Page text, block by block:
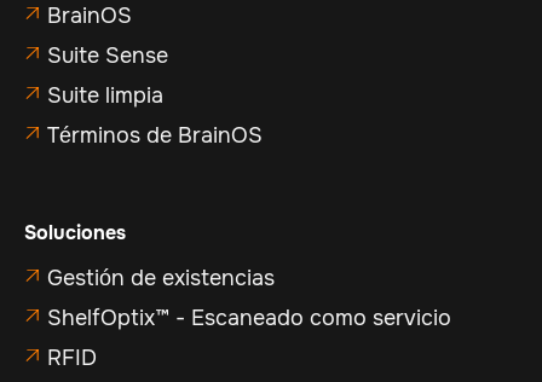
 BrainOS
 Suite Sense
 Suite limpia
 Términos de BrainOS
Soluciones
 Gestión de existencias
 ShelfOptix™ - Escaneado como servicio
 RFID